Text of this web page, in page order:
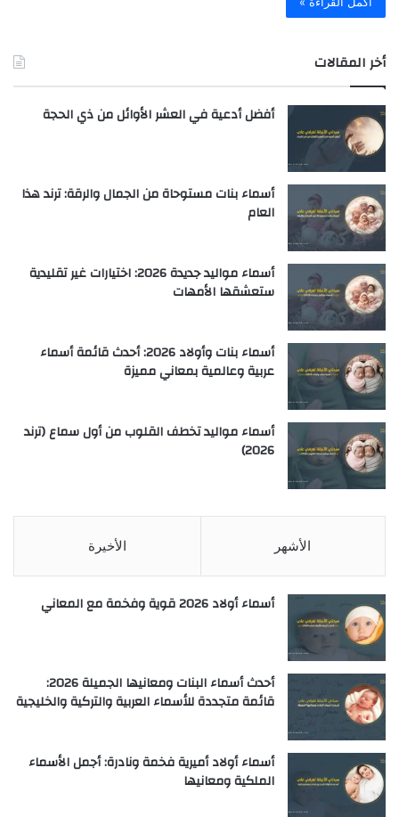
أخر المقالات
أفضل أدعية في العشر الأوائل من ذي الحجة
أسماء بنات مستوحاة من الجمال والرقة: ترند هذا
العام
أسماء مواليد جديدة 2026: اختيارات غير تقليدية
ستعشقها الأمهات
أسماء بنات وأولاد 2026: أحدث قائمة أسماء
عربية وعالمية بمعاني مميزة
أسماء مواليد تخطف القلوب من أول سماع (ترند
2026)
الأشهر الأخيرة
أسماء أولاد 2026 قوية وفخمة مع المعاني
أحدث أسماء البنات ومعانيها الجميلة 2026:
قائمة متجددة للأسماء العربية والتركية والخليجية
أسماء أولاد أميرية فخمة ونادرة: أجمل الأسماء
الملكية ومعانيها